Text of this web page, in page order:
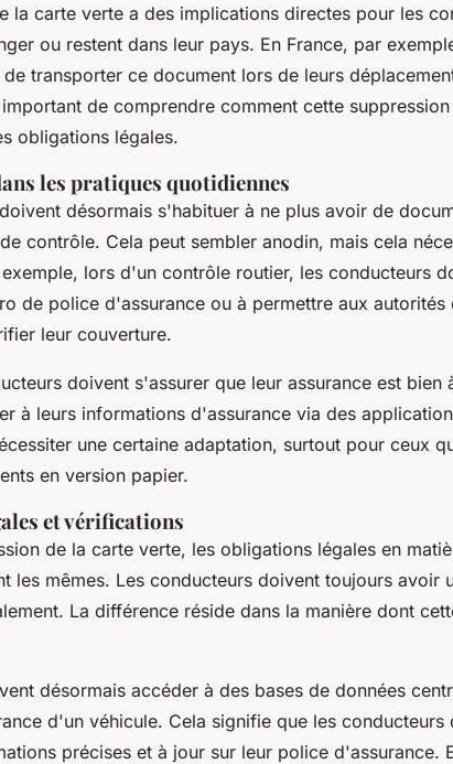
la carte verte a des implications directes pour les
ou restent dans leur pays. En France, par
transporter ce document lors de leurs
de comprendre comment cette
obligations légales.
les pratiques quotidiennes
désormais s'habituer à ne plus avoir de
contrôle. Cela peut sembler anodin, mais cela
lors d'un contrôle routier, les conducteurs
de police d'assurance ou à permettre aux
leur couverture.
doivent s'assurer que leur assurance est bien
à leurs informations d'assurance via des
une certaine adaptation, surtout pour ceux
en version papier.
et vérifications
de la carte verte, les obligations légales en
les mêmes. Les conducteurs doivent toujours avoir
La différence réside dans la manière dont
désormais accéder à des bases de données
d'un véhicule. Cela signifie que les conducteurs
précises et à jour sur leur police d'assurance.